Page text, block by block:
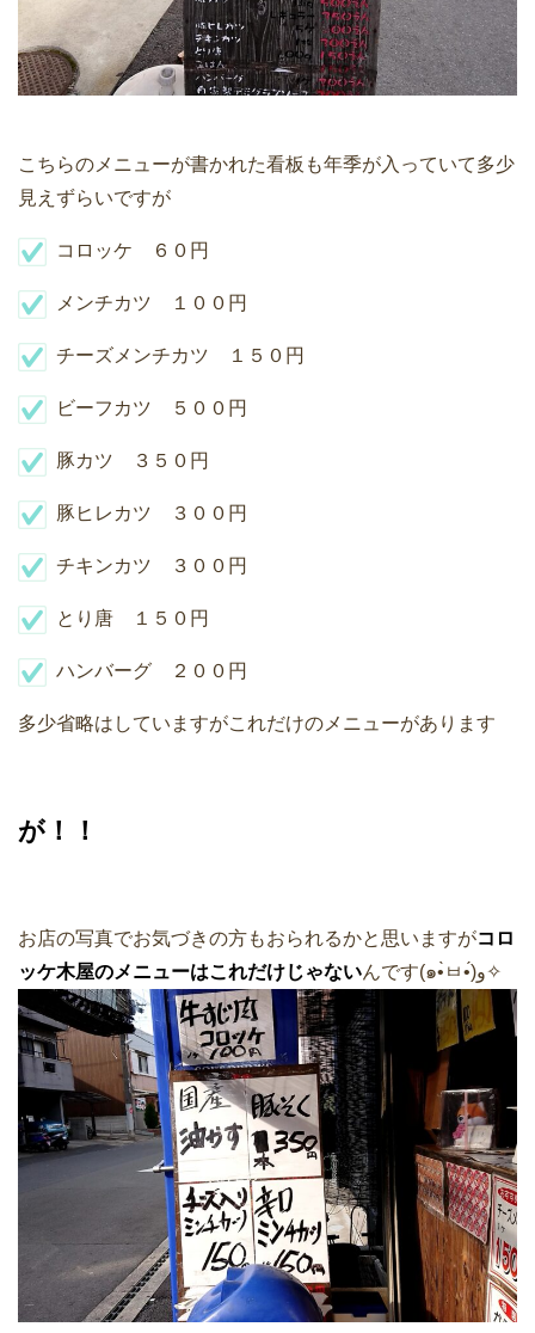
こちらのメニューが書かれた看板も年季が入っていて多少
見えずらいですが
コロッケ ６０円
メンチカツ １００円
チーズメンチカツ １５０円
ビーフカツ ５００円
豚カツ ３５０円
豚ヒレカツ ３００円
チキンカツ ３００円
とり唐 １５０円
ハンバーグ ２００円
多少省略はしていますがこれだけのメニューがあります
が！！
お店の写真でお気づきの方もおられるかと思いますがコロ
ッケ木屋のメニューはこれだけじゃない
んです(๑•̀ㅂ•́)و✧